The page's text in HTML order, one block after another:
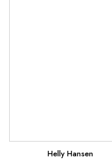
Helly Hansen